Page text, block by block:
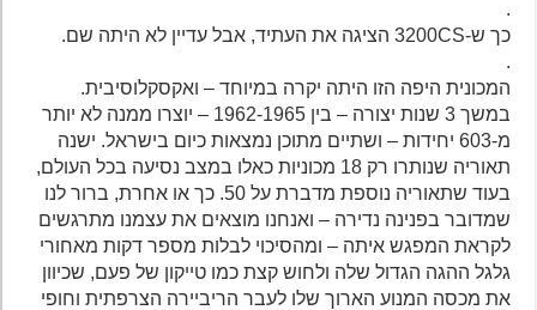
כך ש-3200CS הציגה את העתיד, אבל עדיין לא היתה שם.
המכונית היפה הזו היתה יקרה במיוחד – ואקסקלוסיבית.
במשך 3 שנות יצורה – בין 1962-1965 – יוצרו ממנה לא יותר
מ-603 יחידות – ושתיים מתוכן נמצאות כיום בישראל. ישנה
תאוריה שנותרו רק 18 מכוניות כאלו במצב נסיעה בכל העולם,
בעוד שתאוריה נוספת מדברת על 50. כך או אחרת, ברור לנו
שמדובר בפנינה נדירה – ואנחנו מוצאים את עצמנו מתרגשים
לקראת המפגש איתה – ומהסיכוי לבלות מספר דקות מאחורי
גלגל ההגה הגדול שלה ולחוש קצת כמו טייקון של פעם, שכיוון
את מכסה המנוע הארוך שלו לעבר הריביירה הצרפתית וחופי